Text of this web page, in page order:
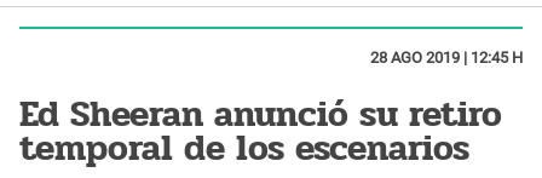
28 AGO 2019 | 12:45 H
Ed Sheeran anunció su retiro
temporal de los escenarios